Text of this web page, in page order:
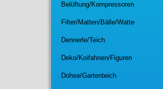
Belüftung/Kompressoren
Filter/Matten/Bälle/Watte
Dennerle/Teich
Deko/Koifahnen/Figuren
Dohse/Gartenteich